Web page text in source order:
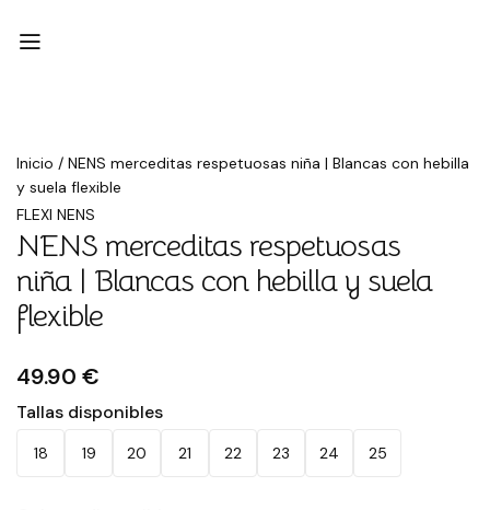
Inicio / NENS merceditas respetuosas niña | Blancas con hebilla
y suela flexible
FLEXI NENS
NENS merceditas respetuosas
niña | Blancas con hebilla y suela
flexible
49.90 €
Tallas disponibles
18 19 20 21 22 23 24 25